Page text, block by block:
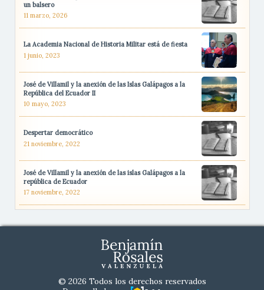
un balsero
11 marzo, 2026
La Academia Nacional de Historia Militar está de fiesta
1 junio, 2023
José de Villamil y la anexión de las Islas Galápagos a la
República del Ecuador II
10 mayo, 2023
Despertar democrático
21 noviembre, 2022
José de Villamil y la anexión de las islas Galápagos a la
república de Ecuador
17 noviembre, 2022
© 2026 Todos los derechos reservados